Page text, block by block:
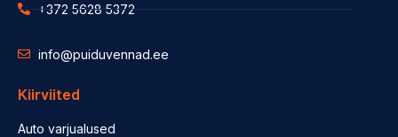
+372 5628 5372
info@puiduvennad.ee
Kiirviited
Auto varjualused